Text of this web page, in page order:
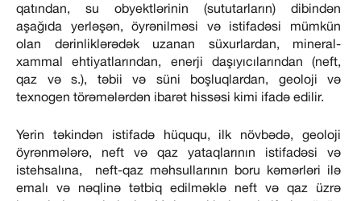
qatından, su obyektlərinin (sututarların) dibindən
aşağıda yerləşən, öyrənilməsi və istifadəsi mümkün
olan dərinliklərədək uzanan süxurlardan, mineral-
xammal ehtiyatlarından, enerji daşıyıcılarından (neft,
qaz və s.), təbii və süni boşluqlardan, geoloji və
texnogen törəmələrdən ibarət hissəsi kimi ifadə edilir.
Yerin təkindən istifadə hüququ, ilk növbədə, geoloji
öyrənmələrə, neft və qaz yataqlarının istifadəsi və
istehsalına, neft-qaz məhsullarının boru kəmərləri ilə
emalı və nəqlinə tətbiq edilməklə neft və qaz üzrə